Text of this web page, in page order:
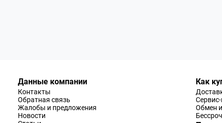
Данные компании
Контакты
Обратная связь
Жалобы и предложения
Новости
Как
Обмен